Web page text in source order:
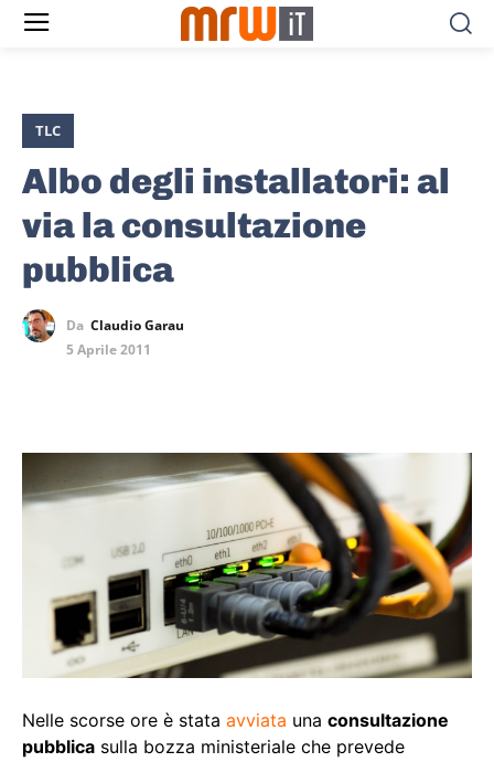
TLC
Albo degli installatori: al
via la consultazione
pubblica
Da Claudio Garau
5 Aprile 2011
Nelle scorse ore è stata avviata una consultazione
pubblica sulla bozza ministeriale che prevede